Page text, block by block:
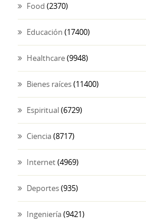
Food (2370)
Educación (17400)
Healthcare(9948)
Bienes raíces(11400)
Espiritual(6729)
Ciencia(8717)
Internet(4969)
Deportes(935)
Ingeniería(9421)